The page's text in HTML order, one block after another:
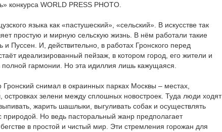
конкурса WORLD PRESS PHOTO.
языка как «пастушеский», «сельский». В искусстве так
простую и мирную сельскую жизнь. В нём работали такие
и Пуссен. И, действительно, в работах Гронского перед
идеализированный пейзаж, в котором город, его жители и
гармонии. Но эта идиллия лишь кажущаяся.
снимал в окраинных парках Москвы – местах,
зелени между сплошных новостроек. Туда люди ходят
жарить шашлыки, выгуливать собак и осуществлять
природой. Но ведь пасторальный жанр предполагает
в простой и чистый мир. Эти стремления горожан для